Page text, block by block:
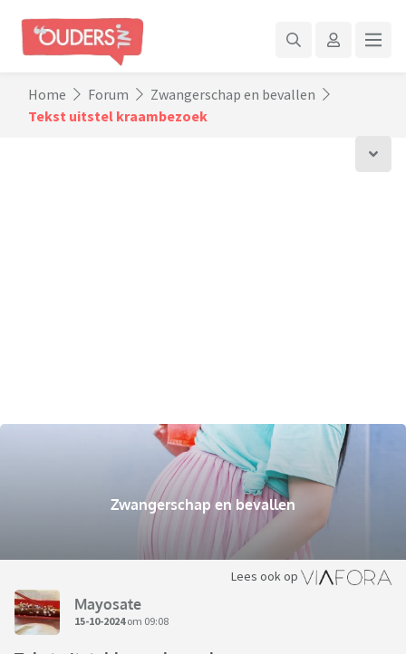
Home Forum
Zwangerschap en bevallen
Tekst uitstel kraambezoek
Zwangerschap en bevallen
Lees ook op
Mayosate
15-10-2024om 09:08